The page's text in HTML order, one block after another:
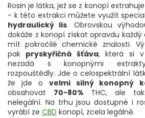
Rosin je látka, jež se z konopí
- k této extrakci můžete využít
hydraulický lis. Obrovskou
dokáže z konopí získat opravdu
mít pokročilé chemické znalosti.
pak pryskyřičná šťáva, která si
nezadá s konopnými extrakty
rozpouštědly. Jde o celospektrální
že jde o velmi silný konopný
obsahovat 70-80% THC, ale
nelegální. Na trhu jsou dostupné i
vyrábí ze CBD konopí, zcela legálně.